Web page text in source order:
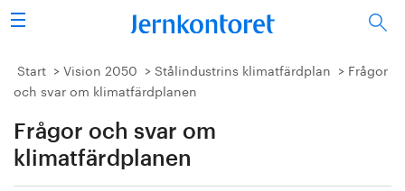
Sök
Stålindustrin
Forskning/utbildning
Start Vision 2050 Stålindustrins klimatfärdplan
Frågor
och svar om klimatfärdplanen
Frågor och svar om
klimatfärdplanen